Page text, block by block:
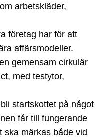
arbetskläder,
företag har för att
affärsmodeller.
gemensam cirkulär
med testytor,
startskottet på något
får till fungerande
ska märkas både vid